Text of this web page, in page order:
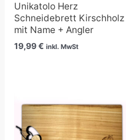
Unikatolo Herz
Schneidebrett Kirschholz
mit Name + Angler
19,99€ inkl. MwSt